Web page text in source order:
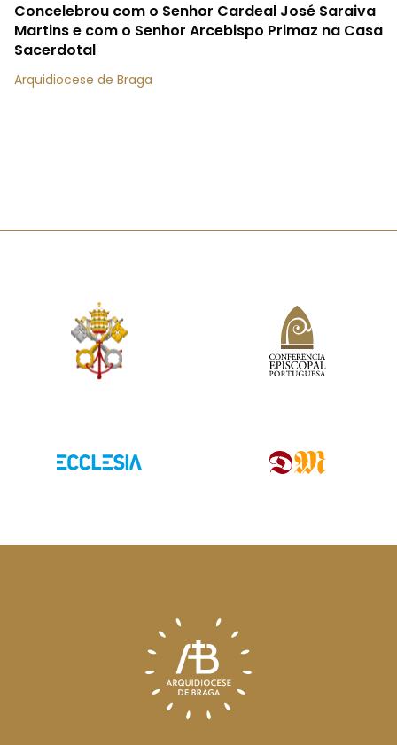
Concelebrou com o Senhor Cardeal José Saraiva
Martins e com o Senhor Arcebispo Primaz na Casa
Sacerdotal
Arquidiocese de Braga